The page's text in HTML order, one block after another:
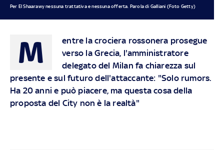
Per El Shaarawy nessuna trattativa e nessuna offerta. Parola di Galliani (Foto Getty)
M
entre la crociera rossonera prosegue
verso la Grecia, l'amministratore
delegato del Milan fa chiarezza sul
presente e sul futuro dell'attaccante: "Solo rumors.
Ha 20 anni e può piacere, ma questa cosa della
proposta del City non è la realtà"